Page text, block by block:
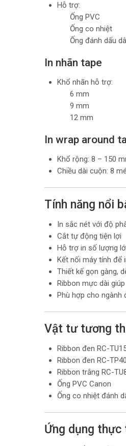
Hỗ trợ:
Ống PVC
Ống co nhiệt
Ống đánh dấu
In nhãn tape
Khổ nhãn hỗ trợ:
6 mm
9 mm
12 mm
In wrap around
Khổ rộng: 8 – 150
Chiều dài cuộn: 8
Tính năng nổi
In sắc nét với độ
Cắt tự động tiện lợi
Hỗ trợ in số lượng
Kết nối máy tính để
Thiết kế gọn gàng,
Ribbon mực dài
Phù hợp cho ngành
Vật tư tương
Ribbon đen RC-
Ribbon đen RC-
Ribbon trắng RC-
Ống PVC Canon
Ống co nhiệt đánh
Ứng dụng thực